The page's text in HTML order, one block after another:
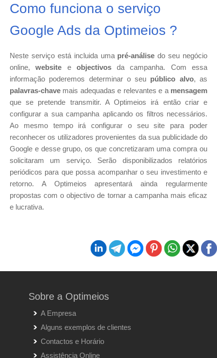
Como funciona o serviço
Google Ads da Optimeios ?
Neste serviço está incluida uma pré-análise do seu negócio
online,website e objectivosda campanha. Com essa
informação poderemos determinar o seu público alvo, as
palavras-chave mais adequadas e relevantes e a mensagem
que se pretende transmitir. A Optimeios irá então criar e
configurar a sua campanha aplicando os filtros necessários.
Ao mesmo tempo irá configurar o seu site para poder
reconhecer os utilizadores provenientes da sua publicidade do
Google e desse grupo, os que concretizaram uma compra ou
solicitaram um serviço. Serão disponibilizados relatórios
periódicos para que possa acompanhar o seu investimento e
retorno. A Optimeios apresentará ainda regularmente
propostas com o objectivo de tornar a campanha mais eficaz
e lucrativa.
Sobre a Optimeios
A Empresa
Alguns exemplos de clientes
Contactos e Horário
Assistência Online